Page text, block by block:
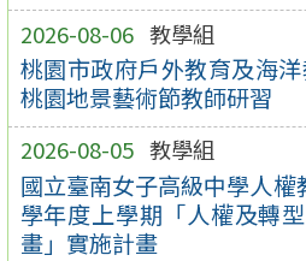
2026-08-06 教學組
桃園市政府戶外教育及海
桃園地景藝術節教師研習
2026-08-05 教學組
國立臺南女子高級中學人
學年度上學期「人權及轉
畫」實施計畫